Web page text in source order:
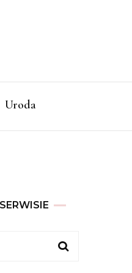
Uroda